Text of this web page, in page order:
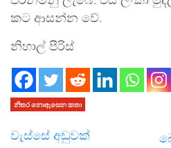
කට ආසන්න වේ.
නිහාල් පීරිස්
නිතර නොඇසෙන කතා
වැස්සේ අඩුවක්